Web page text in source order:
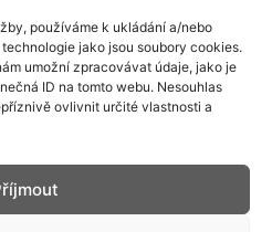
používáme k ukládání a/nebo
jako jsou soubory cookies.
umožní zpracovávat údaje, jako je
ID na tomto webu. Nesouhlas
ovlivnit určité vlastnosti a
HISTORY OF PRIM
DESIGN AND
PRODUCTION